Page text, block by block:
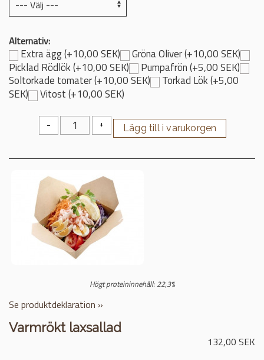
Alternativ:
Extra ägg (+10,00 SEK)
Gröna Oliver (+10,00 SEK)
Picklad Rödlök (+10,00 SEK)
Pumpafrön (+5,00 SEK)
Soltorkade tomater (+10,00 SEK)
Torkad Lök (+5,00
SEK)
Vitost (+10,00 SEK)
- +
Högt proteininnehåll: 22,3%
Se produktdeklaration »
Varmrökt laxsallad
132,00 SEK